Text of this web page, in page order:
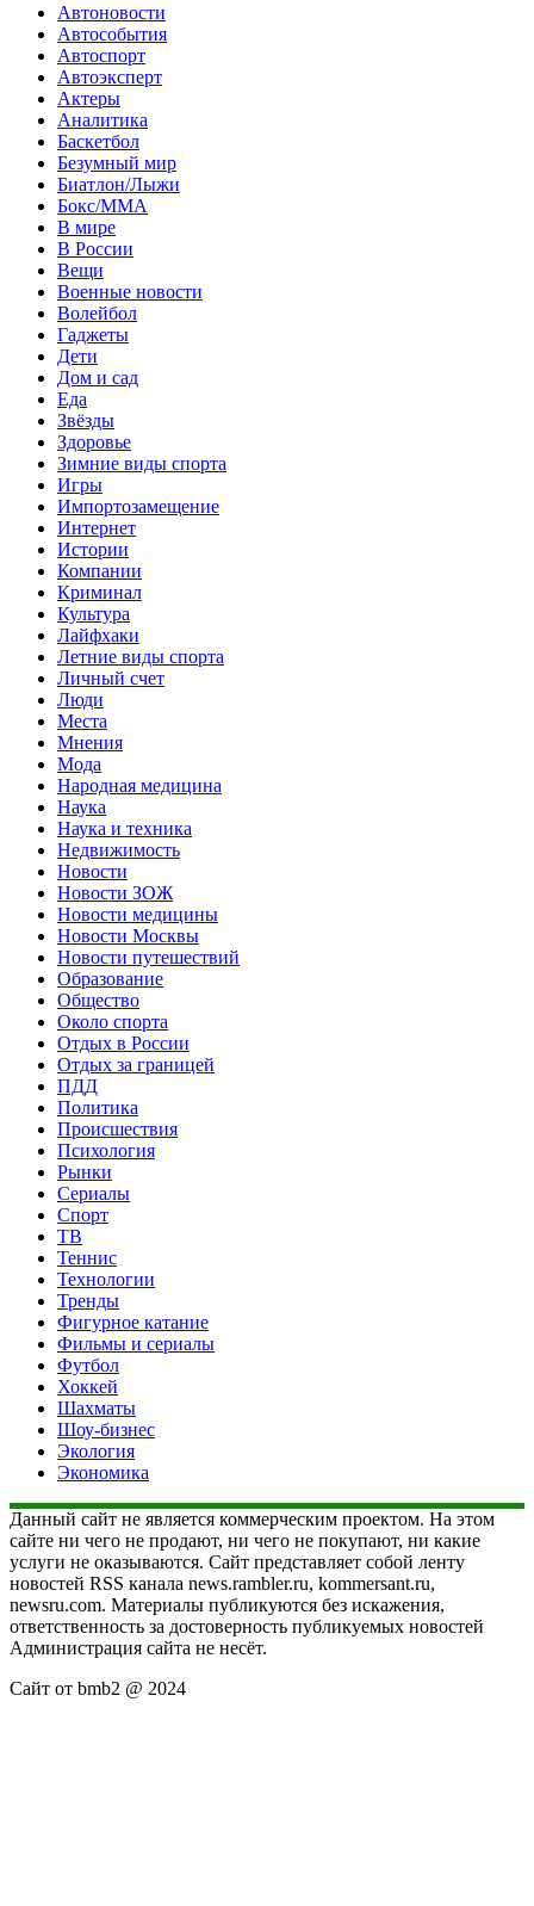
Автоновости
Автособытия
Автоспорт
Автоэксперт
Актеры
Аналитика
Баскетбол
Безумный мир
Биатлон/Лыжи
Бокс/MMA
В мире
В России
Вещи
Военные новости
Волейбол
Гаджеты
Дети
Дом и сад
Еда
Звёзды
Здоровье
Зимние виды спорта
Игры
Импортозамещение
Интернет
Истории
Компании
Криминал
Культура
Лайфхаки
Летние виды спорта
Личный счет
Люди
Места
Мнения
Мода
Народная медицина
Наука
Наука и техника
Недвижимость
Новости
Новости ЗОЖ
Новости медицины
Новости Москвы
Новости путешествий
Образование
Общество
Около спорта
Отдых в России
Отдых за границей
ПДД
Политика
Происшествия
Психология
Рынки
Сериалы
Спорт
ТВ
Теннис
Технологии
Тренды
Фигурное катание
Фильмы и сериалы
Футбол
Хоккей
Шахматы
Шоу-бизнес
Экология
Экономика
Данный сайт не является коммерческим проектом. На этом
сайте ни чего не продают, ни чего не покупают, ни какие
услуги не оказываются. Сайт представляет собой ленту
новостей RSS канала news.rambler.ru, kommersant.ru,
newsru.com. Материалы публикуются без искажения,
ответственность за достоверность публикуемых новостей
Администрация сайта не несёт.
Сайт от bmb2 @ 2024